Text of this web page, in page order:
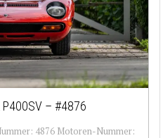
P400SV – #4876
4876 Motoren-Nummer: